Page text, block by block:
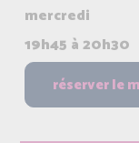
mercredi
19h45 à 20h30